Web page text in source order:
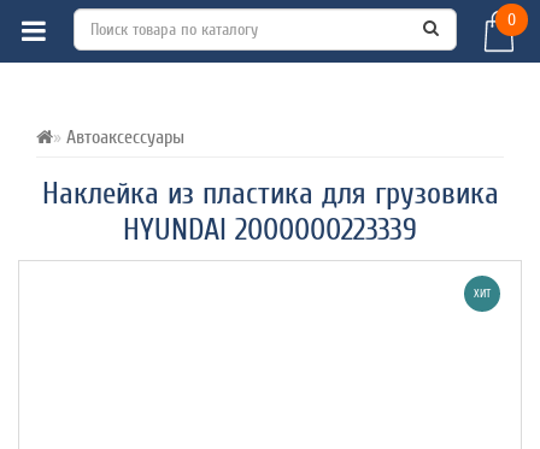
0
Автоаксессуары
Наклейка из пластика для грузовика
HYUNDAI 2000000223339
ВСЕ О ТОВАРЕ ХАРАКТЕРИСТИКИ
ХИТ